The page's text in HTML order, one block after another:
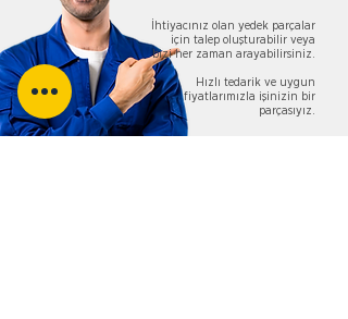
İhtiyacınız olan yedek parçalar
için talep oluşturabilir veya
bizi her zaman arayabilirsiniz.
Hızlı tedarik ve uygun
fiyatlarımızla işinizin bir
parçasıyız.